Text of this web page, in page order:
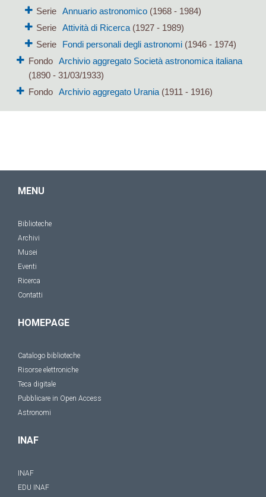
Serie Annuario astronomico(1968 - 1984)
Serie Attività di Ricerca(1927 - 1989)
Serie
Fondi personali degli astronomi(1946 - 1974)
Fondo
Archivio aggregato Società astronomica italiana
(1890 - 31/03/1933)
Fondo
Archivio aggregato Urania(1911 - 1916)
MENU
Biblioteche
Archivi
Musei
Eventi
Ricerca
Contatti
HOMEPAGE
Catalogo biblioteche
Risorse elettroniche
Teca digitale
Pubblicare in Open Access
Astronomi
INAF
INAF
EDU INAF